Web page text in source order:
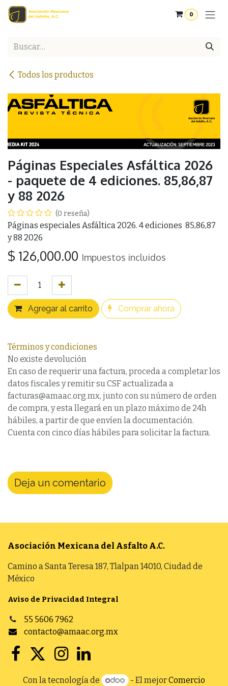
Ir al contenido
0
Todos los productos
Páginas Especiales Asfáltica 2026
- paquete de 4 ediciones. 85,86,87
y 88 2026
(0 reseña)
Páginas especiales Asfáltica 2026. 4 ediciones 85,86,87
y 88 2026
$ 126,000.00 Impuestos incluidos
Agregar al carrito Comprar ahora
Términos y condiciones
No existe devolución
En caso de requerir una factura, proceda a completar los
datos fiscales y remitir su CSF actualizada a
facturas@amaac.org.mx, junto con su número de orden
de compra, y esta llegará en un plazo máximo de 24h
hábiles, a partir de que envíen la documentación.
Cuenta con cinco días hábiles para solicitar la factura.
Deja un comentario
Asociación Mexicana del Asfalto A.C.
Camino a Santa Teresa 187, Tlalpan 14010, Ciudad de
México
Aviso de Privacidad Integral
55 5606 7962
contacto@amaac.org.mx
Con la tecnología de - El mejorComercio